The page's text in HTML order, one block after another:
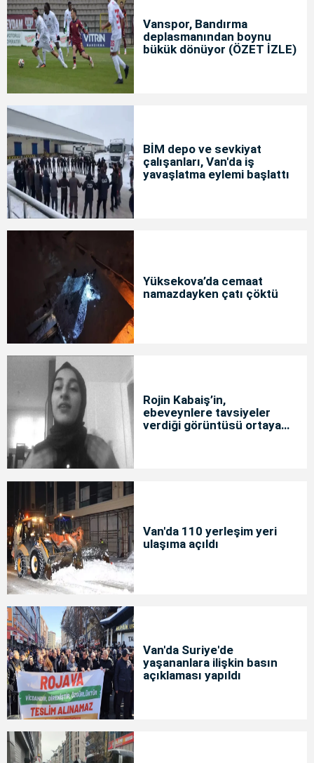
Vanspor, Bandırma
deplasmanından boynu
bükük dönüyor (ÖZET İZLE)
BİM depo ve sevkiyat
çalışanları, Van'da iş
yavaşlatma eylemi başlattı
Yüksekova’da cemaat
namazdayken çatı çöktü
Rojin Kabaiş’in,
ebeveynlere tavsiyeler
verdiği görüntüsü ortaya
Van'da 110 yerleşim yeri
ulaşıma açıldı
Van'da Suriye'de
yaşananlara ilişkin basın
açıklaması yapıldı